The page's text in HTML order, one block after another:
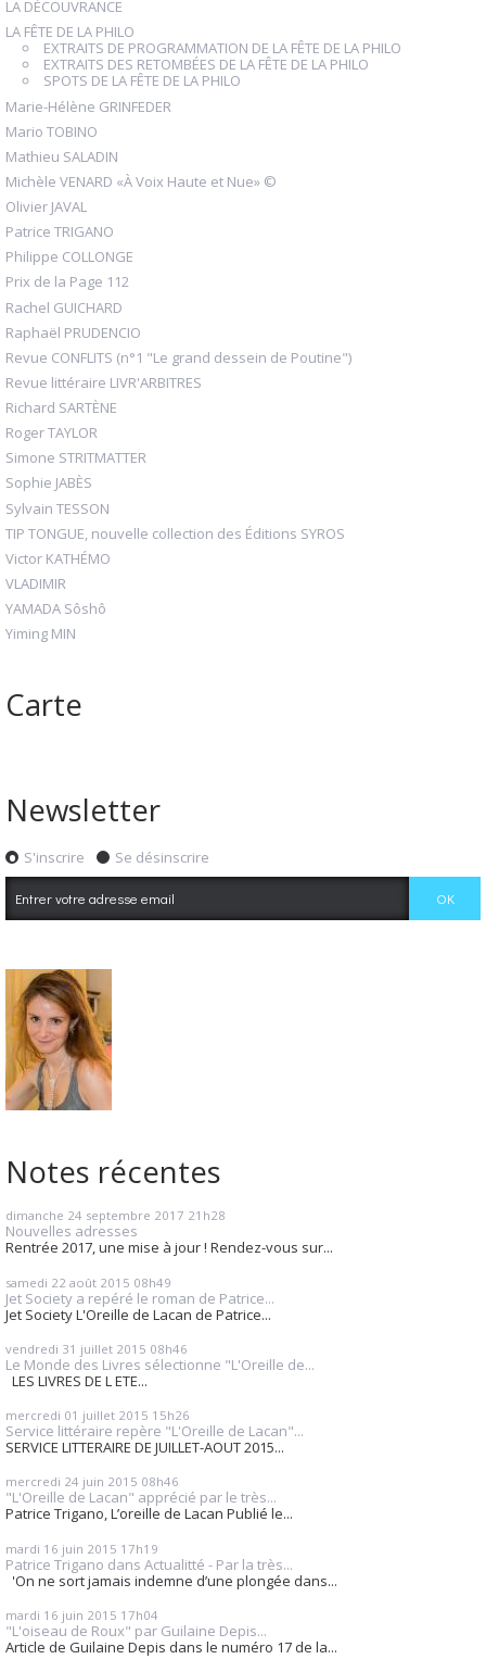
LA DÉCOUVRANCE
LA FÊTE DE LA PHILO
EXTRAITS DE PROGRAMMATION DE LA FÊTE DE LA PHILO
EXTRAITS DES RETOMBÉES DE LA FÊTE DE LA PHILO
SPOTS DE LA FÊTE DE LA PHILO
Marie-Hélène GRINFEDER
Mario TOBINO
Mathieu SALADIN
Michèle VENARD «À Voix Haute et Nue» ©
Olivier JAVAL
Patrice TRIGANO
Philippe COLLONGE
Prix de la Page 112
Rachel GUICHARD
Raphaël PRUDENCIO
Revue CONFLITS (n°1 "Le grand dessein de Poutine")
Revue littéraire LIVR'ARBITRES
Richard SARTÈNE
Roger TAYLOR
Simone STRITMATTER
Sophie JABÈS
Sylvain TESSON
TIP TONGUE, nouvelle collection des Éditions SYROS
Victor KATHÉMO
VLADIMIR
YAMADA Sôshô
Yiming MIN
Carte
Newsletter
S'inscrire Se désinscrire
Notes récentes
dimanche 24 septembre 2017 21h28
Nouvelles adresses
Rentrée 2017, une mise à jour ! Rendez-vous sur...
samedi 22 août 2015 08h49
Jet Society a repéré le roman de Patrice...
Jet Society L'Oreille de Lacan de Patrice...
vendredi 31 juillet 2015 08h46
Le Monde des Livres sélectionne "L'Oreille de...
LES LIVRES DE L ETE...
mercredi 01 juillet 2015 15h26
Service littéraire repère "L'Oreille de Lacan"...
SERVICE LITTERAIRE DE JUILLET-AOUT 2015...
mercredi 24 juin 2015 08h46
"L'Oreille de Lacan" apprécié par le très...
Patrice Trigano, L’oreille de Lacan Publié le...
mardi 16 juin 2015 17h19
Patrice Trigano dans Actualitté - Par la très...
'On ne sort jamais indemne d’une plongée dans...
mardi 16 juin 2015 17h04
"L'oiseau de Roux" par Guilaine Depis...
Article de Guilaine Depis dans le numéro 17 de la...